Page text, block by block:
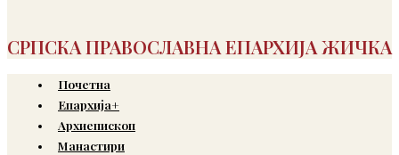
СРПСКА ПРАВОСЛАВНА ЕПАРХИЈА ЖИЧКА
Почетна
Епархија+
Архиепископ
Манастири